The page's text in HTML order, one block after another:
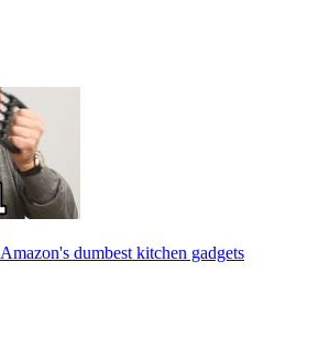
dumbest kitchen gadgets